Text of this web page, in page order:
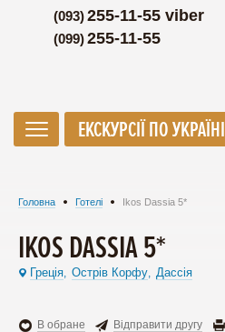
(093)255-11-55 viber
(099)255-11-55
ЕКСКУРСІЇ ПО УКРАЇНІ
Головна Готелі Ikos Dassia 5*
IKOS DASSIA 5*
Греція, Острів Корфу, Дассія
В обране Відправити другу